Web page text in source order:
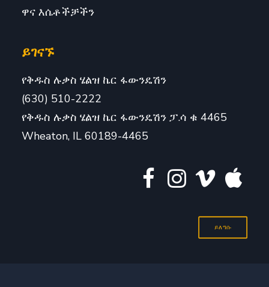
ዋና እሴቶችቻችን
ይገናኙ
የቅዱስ ሉቃስ ሄልዝ ኬር ፋውንዴሽን
(630) 510-2222
የቅዱስ ሉቃስ ሄልዝ ኬር ፋውንዴሽን ፓ.ሳ ቁ 4465
Wheaton, IL 60189-4465
ይለግሱ